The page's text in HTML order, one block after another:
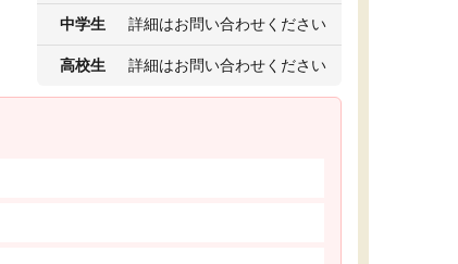
中学生 詳細はお問い合わせください
高校生 詳細はお問い合わせください